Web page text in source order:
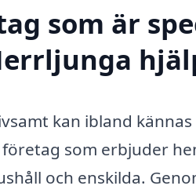
som är
kan ibland
som erbjuder
och enskilda.